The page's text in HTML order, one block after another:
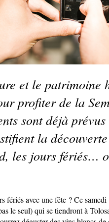
et le patrimoine
profiter de la
sont déjà
la
les jours fériés…
fériés avec une fête ? Ce samedi
le seul) qui se tiendront à